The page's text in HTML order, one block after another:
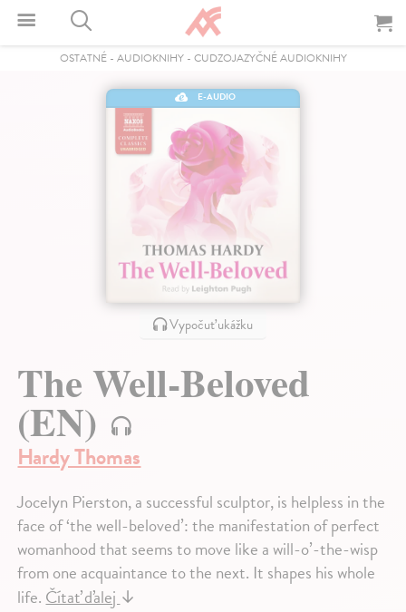
OSTATNÉ- AUDIOKNIHY- CUDZOJAZYČNÉ AUDIOKNIHY
E-AUDIO
Vypočuť ukážku
The Well-Beloved
(EN)
Hardy Thomas
Jocelyn Pierston, a successful sculptor, is helpless in the
face of ‘the well-beloved’: the manifestation of perfect
womanhood that seems to move like a will-o’-the-wisp
from one acquaintance to the next. It shapes his whole
life.Čítať ďalej↓